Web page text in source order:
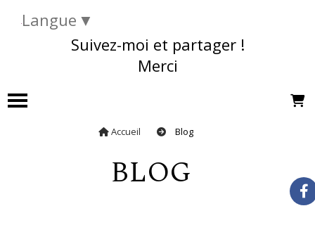
Suivez-moi et partager !
Merci
Accueil Blog
BLOG
Langue ▼